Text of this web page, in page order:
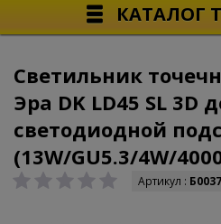
КАТАЛОГ
Светильник
Эра DK LD45 SL 3D
светодиодной
(13W/GU5.3/4W/
Артикул :